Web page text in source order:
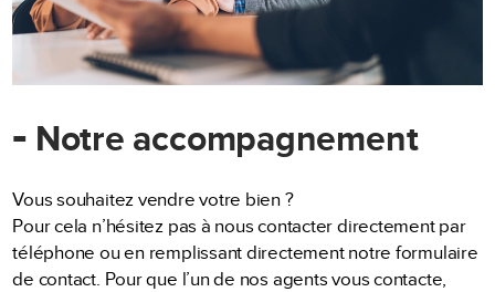
- Notre accompagnement
Vous souhaitez vendre votre bien ?
Pour cela n’hésitez pas à nous contacter directement par
téléphone ou en remplissant directement notre formulaire
de contact. Pour que l’un de nos agents vous contacte,